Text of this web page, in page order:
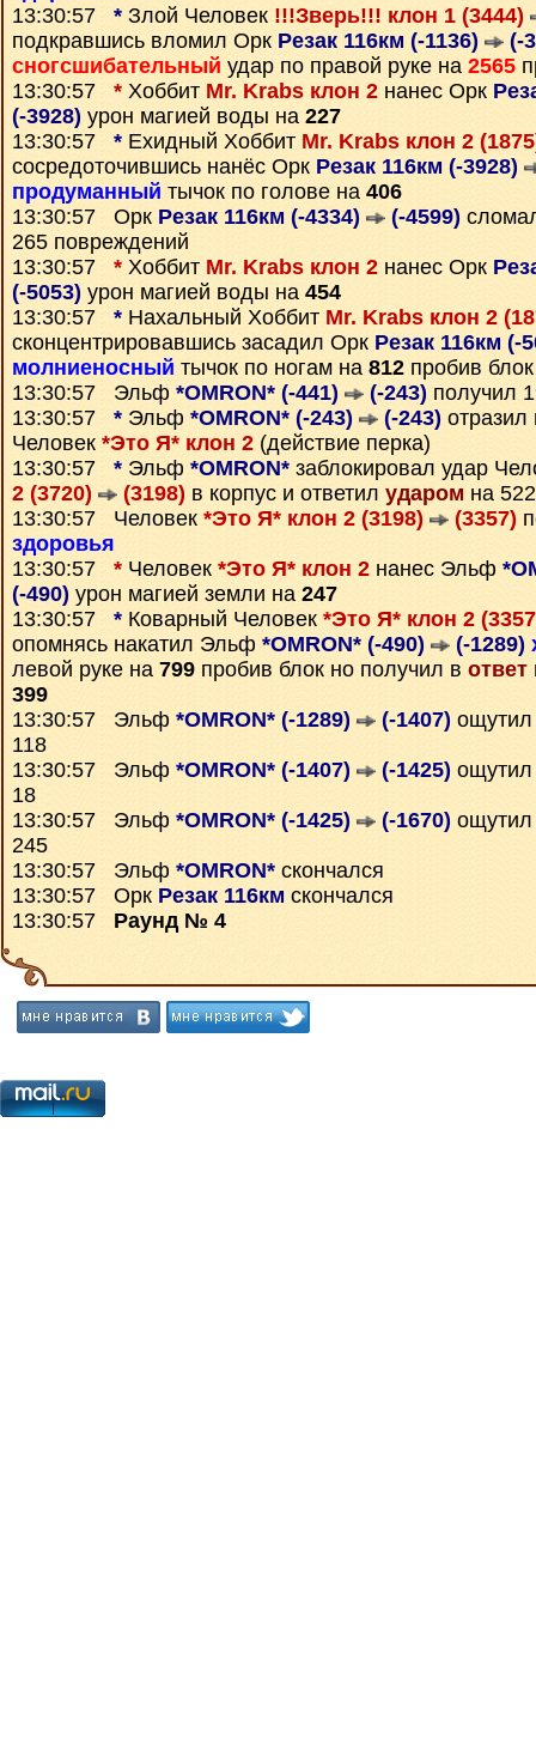
13:30:57 * Злой Человек !!!Зверь!!! клон 1 (3444)
подкравшись вломил Орк Резак 116км (-1136)
(-
сногсшибательный удар по правой руке на 2565
13:30:57 * Хоббит Mr. Krabs клон 2 нанес Орк
(-3928) урон магией воды на 227
13:30:57 * Ехидный Хоббит Mr. Krabs клон 2
сосредоточившись нанёс Орк Резак 116км (-3928)
продуманный тычок по голове на 406
13:30:57 Орк Резак 116км (-4334) (-4599)
265 повреждений
13:30:57 * Хоббит Mr. Krabs клон 2 нанес Орк
(-5053) урон магией воды на 454
13:30:57 * Нахальный Хоббит Mr. Krabs клон 2
сконцентрировавшись засадил Орк Резак 116км (-
молниеносный тычок по ногам на 812 пробив блок
13:30:57 Эльф *OMRON* (-441) (-243) получил
13:30:57 * Эльф *OMRON* (-243) (-243) отразил
Человек *Это Я* клон 2 (действие перка)
13:30:57 * Эльф *OMRON* заблокировал удар
2 (3720)
(3198) в корпус и ответил ударом на 522
13:30:57 Человек *Это Я* клон 2 (3198) (3357)
здоровья
13:30:57 * Человек *Это Я* клон 2 нанес Эльф
(-490) урон магией земли на 247
13:30:57 * Коварный Человек *Это Я* клон 2
опомнясь накатил Эльф *OMRON* (-490) (-1289)
левой руке на 799 пробив блок но получил в ответ
399
13:30:57 Эльф *OMRON* (-1289) (-1407)
118
13:30:57 Эльф *OMRON* (-1407) (-1425)
18
13:30:57 Эльф *OMRON* (-1425) (-1670)
245
13:30:57 Эльф *OMRON* скончался
13:30:57 Орк Резак 116км скончался
13:30:57 Раунд № 4